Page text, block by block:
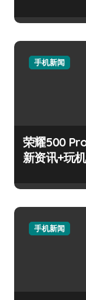
手机新闻
荣耀500
新资讯+玩
手机新闻